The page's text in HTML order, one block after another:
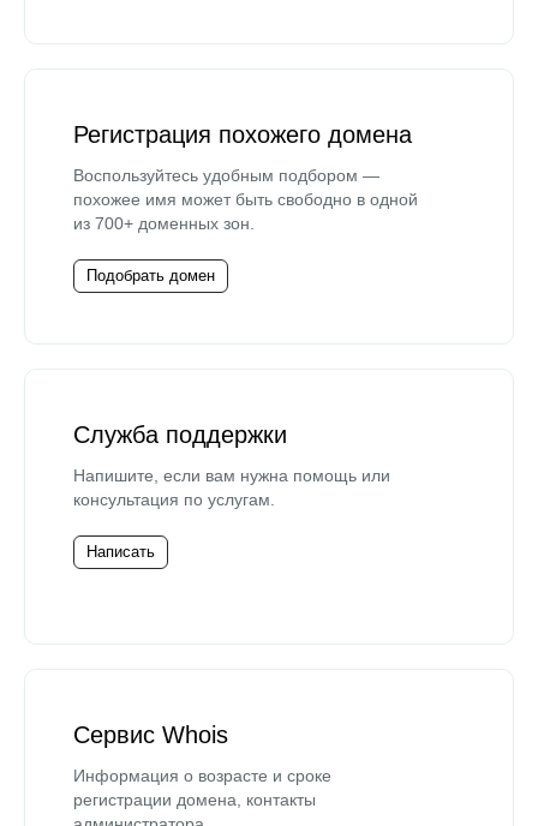
Регистрация похожего домена
Воспользуйтесь удобным подбором —
похожее имя может быть свободно в одной
из 700+ доменных зон.
Подобрать домен
Служба поддержки
Напишите, если вам нужна помощь или
консультация по услугам.
Написать
Сервис Whois
Информация о возрасте и сроке
регистрации домена, контакты